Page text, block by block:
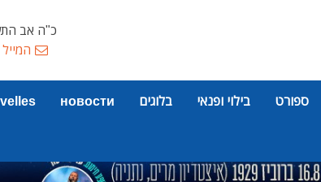
כ"ה אב התשפ"ו |
ספורט בילוי ופנאי בלוגים новости